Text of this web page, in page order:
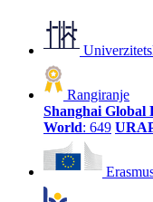
Rangiranje
Shanghai Global
World: 649